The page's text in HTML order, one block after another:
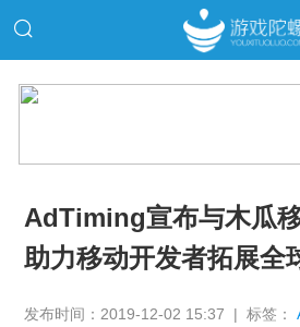
AdTiming宣布与木瓜
助力移动开发者拓展全
发布时间：2019-12-02 15:37 | 标签：